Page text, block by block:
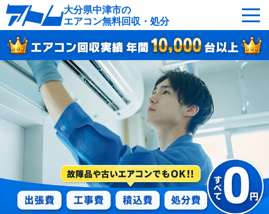
大分県中津市の
エアコン無料回収・処分
サービスの特徴 回収可能なエアコン
対応エリア 回収の流れ
よくあるご質問 運営会社
中津市へ無料出張
最短即日 お急ぎの方はこちら